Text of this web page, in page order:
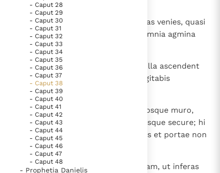
- Caput 28
- Caput 29
- Caput 30
- Caput 31
- Caput 32
- Caput 33
- Caput 34
- Caput 35
- Caput 36
- Caput 37
- Caput 38
- Caput 39
- Caput 40
- Caput 41
- Caput 42
- Caput 43
- Caput 44
- Caput 45
- Caput 46
- Caput 47
- Caput 48
- Prophetia Danielis
confidenter universi.
Ascendens autem quasi tempestas venies, quasi
nubes, ut operias terram, tu et omnia agmina
tua et populi multi tecum.
Haec dicit Dominus Deus: In die illa ascendent
sermones super cor tuum, et cogitabis
cogitationem pessimam
et dices: "Ascendam ad terram absque muro,
veniam ad quiescentes habitantesque secure; hi
omnes habitant sine muro, vectes et portae non
sunt eis";
ut diripias spolia et capias praedam, ut inferas